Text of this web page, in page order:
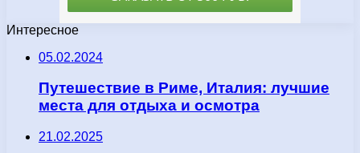
Интересное
05.02.2024
Путешествие в Риме, Италия: лучшие
места для отдыха и осмотра
21.02.2025